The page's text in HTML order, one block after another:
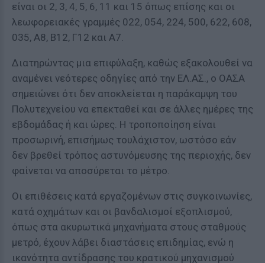
είναι οι 2, 3, 4, 5, 6, 11 και 15 όπως επίσης και οι
λεωφορειακές γραμμές 022, 054, 224, 500, 622, 608,
035, Α8, Β12, Γ12 και Α7.
Διατηρώντας μια επιφύλαξη, καθώς εξακολουθεί να
αναμένει νεότερες οδηγίες από την ΕΛ.ΑΣ., ο ΟΑΣΑ
σημειώνει ότι δεν αποκλείεται η παράκαμψη του
Πολυτεχνείου να επεκταθεί και σε άλλες ημέρες της
εβδομάδας ή και ώρες. Η τροποποίηση είναι
προσωρινή, επισήμως τουλάχιστον, ωστόσο εάν
δεν βρεθεί τρόπος αστυνόμευσης της περιοχής, δεν
φαίνεται να αποσύρεται το μέτρο.
Οι επιθέσεις κατά εργαζομένων στις συγκοινωνίες,
κατά οχημάτων και οι βανδαλισμοί εξοπλισμού,
όπως στα ακυρωτικά μηχανήματα στους σταθμούς
μετρό, έχουν λάβει διαστάσεις επιδημίας, ενώ η
ικανότητα αντίδρασης του κρατικού μηχανισμού